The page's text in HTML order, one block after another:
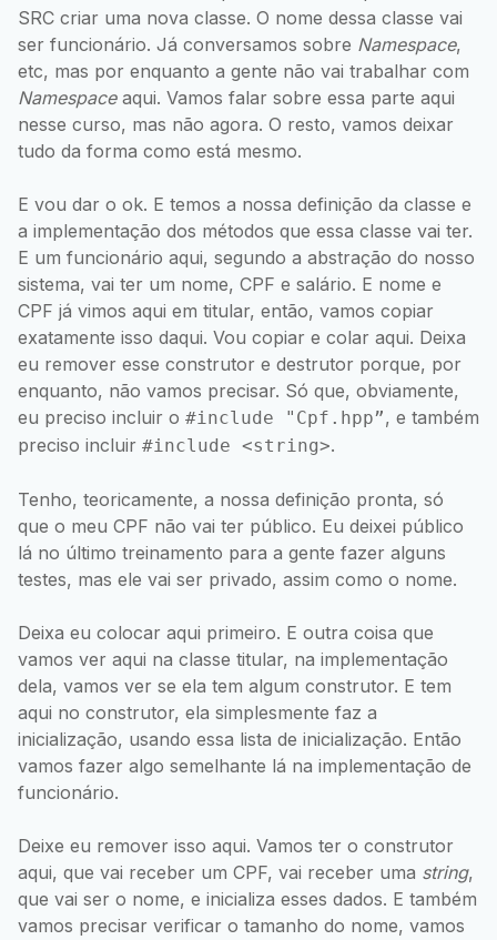
SRC criar uma nova classe. O nome dessa classe vai
ser funcionário. Já conversamos sobre Namespace,
etc, mas por enquanto a gente não vai trabalhar com
Namespaceaqui. Vamos falar sobre essa parte aqui
nesse curso, mas não agora. O resto, vamos deixar
tudo da forma como está mesmo.
E vou dar o ok. E temos a nossa definição da classe e
a implementação dos métodos que essa classe vai ter.
E um funcionário aqui, segundo a abstração do nosso
sistema, vai ter um nome, CPF e salário. E nome e
CPF já vimos aqui em titular, então, vamos copiar
exatamente isso daqui. Vou copiar e colar aqui. Deixa
eu remover esse construtor e destrutor porque, por
enquanto, não vamos precisar. Só que, obviamente,
eu preciso incluir o #include "Cpf.hpp”, e também
preciso incluir #include <string>.
Tenho, teoricamente, a nossa definição pronta, só
que o meu CPF não vai ter público. Eu deixei público
lá no último treinamento para a gente fazer alguns
testes, mas ele vai ser privado, assim como o nome.
Deixa eu colocar aqui primeiro. E outra coisa que
vamos ver aqui na classe titular, na implementação
dela, vamos ver se ela tem algum construtor. E tem
aqui no construtor, ela simplesmente faz a
inicialização, usando essa lista de inicialização. Então
vamos fazer algo semelhante lá na implementação de
funcionário.
Deixe eu remover isso aqui. Vamos ter o construtor
aqui, que vai receber um CPF, vai receber uma string,
que vai ser o nome, e inicializa esses dados. E também
vamos precisar verificar o tamanho do nome, vamos